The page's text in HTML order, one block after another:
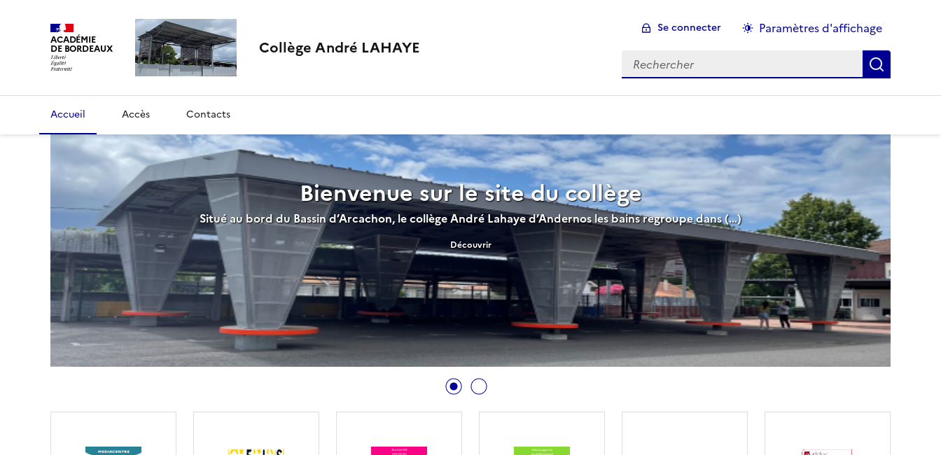
ACADÉMIE
DE BORDEAUX Collège André LAHAYE
Se connecter
Paramètres d'affichage
Rechercher :
Accueil Accès Contacts
Bienvenue sur le site du collège
Situé au bord du Bassin d’Arcachon, le collège André Lahaye d’Andernos les bains regroupe dans (…)
Découvrir